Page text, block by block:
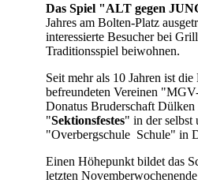
Das Spiel "ALT gegen
Jahres am Bolten-Platz
interessierte Besucher bei
Traditionsspiel beiwohnen.
Seit mehr als 10 Jahren ist
befreundeten Vereinen
Donatus Bruderschaft
"Sektionsfestes" in der selbst
"Overbergschule Schule" in
Einen Höhepunkt bildet das
letzten Novemberwochenende